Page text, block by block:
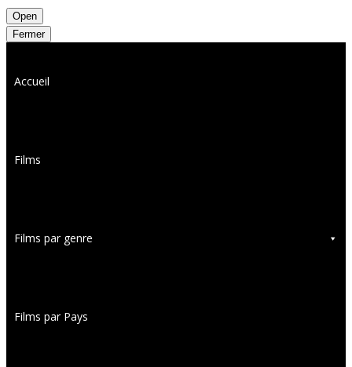
Open
Fermer
Accueil
Films
Films par genre
Films par Pays